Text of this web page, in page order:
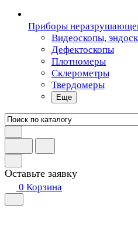
Приборы
Видеоскопы,
Дефектоскопы
Плотномеры
Склерометры
Твердомеры
Еще
Оставьте заявку
0 Корзина